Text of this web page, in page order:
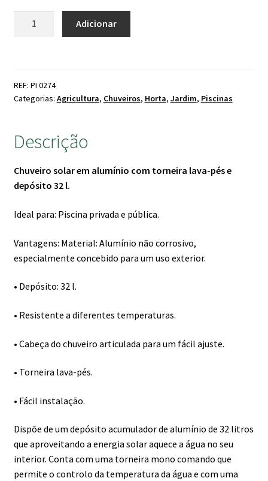
original
era:
atual
é:
com
depósito
l
Adicionar
REF: PI 0274
Categorias: Agricultura, Chuveiros, Horta, Jardim, Piscinas
Descrição
Chuveiro solar em alumínio com torneira lava-pés e
depósito 32 l.
Ideal para: Piscina privada e pública.
Vantagens: Material: Alumínio não corrosivo,
especialmente concebido para um uso exterior.
• Depósito: 32 l.
• Resistente a diferentes temperaturas.
• Cabeça do chuveiro articulada para um fácil ajuste.
• Torneira lava-pés.
• Fácil instalação.
Dispõe de um depósito acumulador de alumínio de 32 litros
que aproveitando a energia solar aquece a água no seu
interior. Conta com uma torneira mono comando que
permite o controlo da temperatura da água e com uma